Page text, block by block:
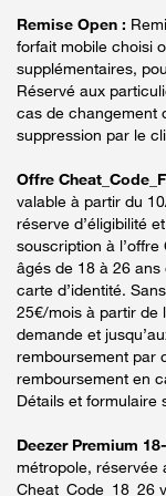
Remise Open :
forfait mobile choisi
supplémentaires,
Réservé aux
cas de changement
suppression par le
Offre
valable à partir du
réserve d’éligibilité
souscription à
âgés de 18 à 26 ans
carte d’identité.
25€/mois à partir de
demande et
remboursement par
remboursement en
Détails et formulaire
Deezer Premium
métropole, réservée
Cheat_Code_18_26